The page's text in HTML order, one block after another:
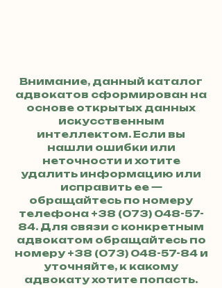
Внимание, данный каталог
адвокатов сформирован на
основе открытых данных
искусственным
интеллектом. Если вы
нашли ошибки или
неточности и хотите
удалить информацию или
исправить ее —
обращайтесь по номеру
телефона +38 (073) 048-57-
84. Для связи с конкретным
адвокатом обращайтесь по
номеру +38 (073) 048-57-84и
уточняйте, к какому
адвокату хотите попасть.